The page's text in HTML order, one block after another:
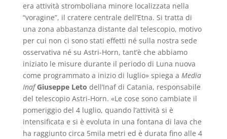
era attività stromboliana minore localizzata nella
“voragine”, il cratere centrale dell’Etna. Si tratta di
una zona abbastanza distante dal telescopio, motivo
per cui non ci sono stati effetti né sulla nostra sede
osservativa né su Astri-Horn, tant’è che abbiamo
iniziato le misure durante il periodo di Luna nuova
come programmato a inizio di luglio» spiega a Media
Inaf Giuseppe Leto dell’Inaf di Catania, responsabile
del telescopio Astri-Horn. «Le cose sono cambiate il
pomeriggio del 4 luglio, quando l’attività si è
intensificata e si è evoluta in una fontana di lava che
ha raggiunto circa 5mila metri ed è durata fino alle 4